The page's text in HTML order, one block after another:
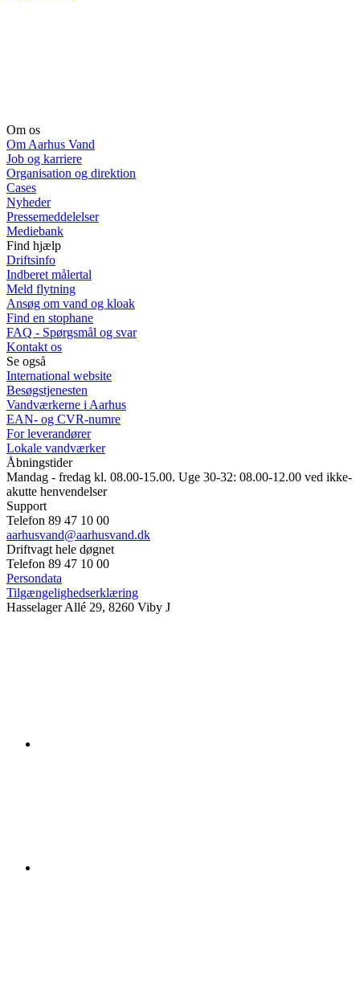
Om os
Om Aarhus Vand
Job og karriere
Organisation og direktion
Cases
Nyheder
Pressemeddelelser
Mediebank
Find hjælp
Driftsinfo
Indberet målertal
Meld flytning
Ansøg om vand og kloak
Find en stophane
FAQ - Spørgsmål og svar
Kontakt os
Se også
International website
Besøgstjenesten
Vandværkerne i Aarhus
EAN- og CVR-numre
For leverandører
Lokale vandværker
Åbningstider
Mandag - fredag kl. 08.00-15.00. Uge 30-32: 08.00-12.00 ved ikke-
akutte henvendelser
Support
Telefon 89 47 10 00
aarhusvand@aarhusvand.dk
Driftvagt hele døgnet
Telefon 89 47 10 00
Persondata
Tilgængelighedserklæring
Hasselager Allé 29, 8260 Viby J